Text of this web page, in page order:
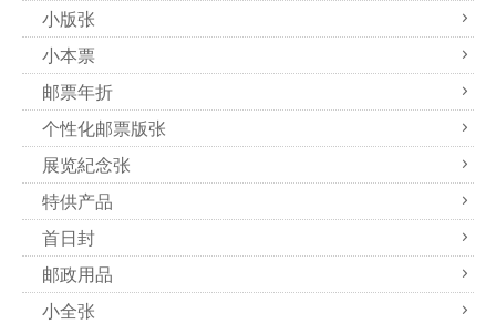
小版张
小本票
邮票年折
个性化邮票版张
展览紀念张
特供产品
首日封
邮政用品
小全张